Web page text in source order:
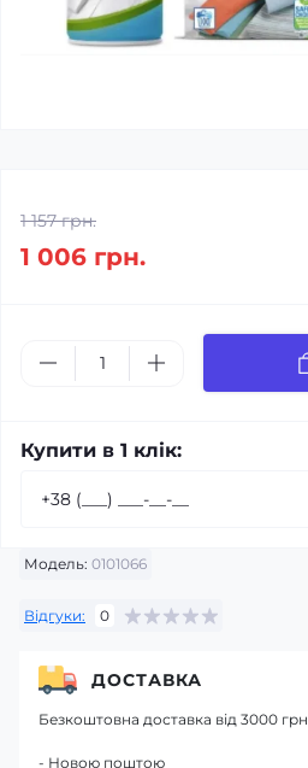
Модель: 0101066
Відгуки: 0
1 157 грн.
1 006 грн.
Купити в 1 клік:
ДОСТАВКА
Безкоштовна доставка від 3000 грн
- Новою поштою